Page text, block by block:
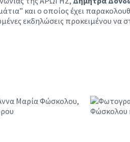
και ο οποίος έχει
εκδηλώσεις προκειμένου να